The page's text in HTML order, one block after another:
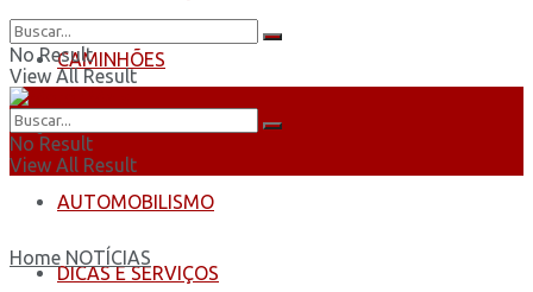
CAMINHÕES
ÔNIBUS
AUTOMOBILISMO
DICAS E SERVIÇOS
No Result
View All Result
No Result
View All Result
Home NOTÍCIAS